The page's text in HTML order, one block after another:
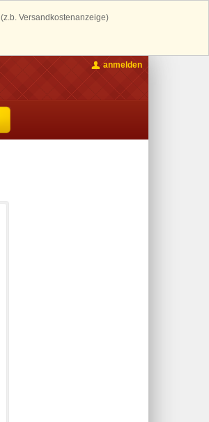
(z.b. Versandkostenanzeige)
anmelden